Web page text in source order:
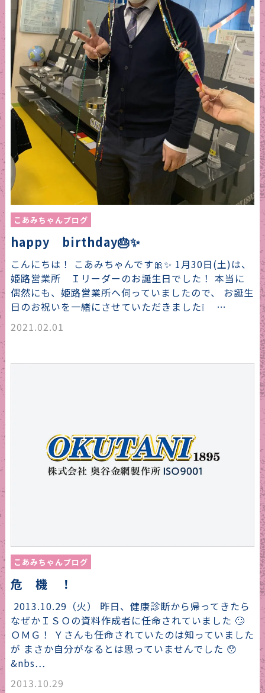
こあみちゃんブログ
happy birthday🎂✨
こんにちは！ こあみちゃんです🎀✨ 1月30日(土)は、
姫路営業所 Ｉリーダーのお誕生日でした！ 本当に
偶然にも、姫路営業所へ伺っていましたので、 お誕生
日のお祝いを一緒にさせていただきました❕ …
2021.02.01
こあみちゃんブログ
危 機 ！
2013.10.29（火） 昨日、健康診断から帰ってきたら
なぜかＩＳＯの資料作成者に任命されていました 🙄
ＯＭＧ！ Ｙさんも任命されていたのは知っていました
が まさか自分がなるとは思っていませんでした 😯
&nbs…
2013.10.29